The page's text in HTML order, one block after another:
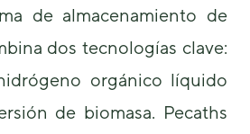
de almacenamiento de
dos tecnologías clave:
orgánico líquido
de biomasa. Pecaths